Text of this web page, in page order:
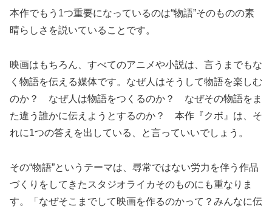
本作でもう1つ重要になっているのは“物語”そのものの素
晴らしさを説いていることです。
映画はもちろん、すべてのアニメや小説は、言うまでもな
く物語を伝える媒体です。なぜ人はそうして物語を楽しむ
のか？ なぜ人は物語をつくるのか？ なぜその物語をま
た違う誰かに伝えようとするのか？ 本作『クボ』は、そ
れに1つの答えを出している、と言っていいでしょう。
その“物語”というテーマは、尋常ではない労力を伴う作品
づくりをしてきたスタジオライカそのものにも重なりま
す。「なぜそこまでして映画を作るのかって？みんなに伝